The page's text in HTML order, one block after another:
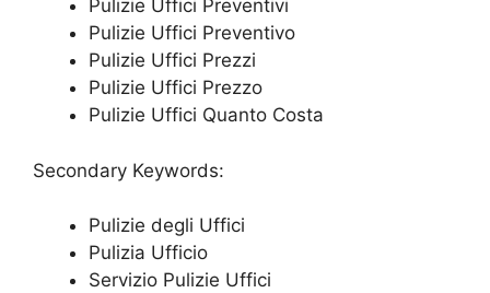
Pulizie Uffici Preventivi
Pulizie Uffici Preventivo
Pulizie Uffici Prezzi
Pulizie Uffici Prezzo
Pulizie Uffici Quanto Costa
Secondary Keywords:
Pulizie degli Uffici
Pulizia Ufficio
Servizio Pulizie Uffici